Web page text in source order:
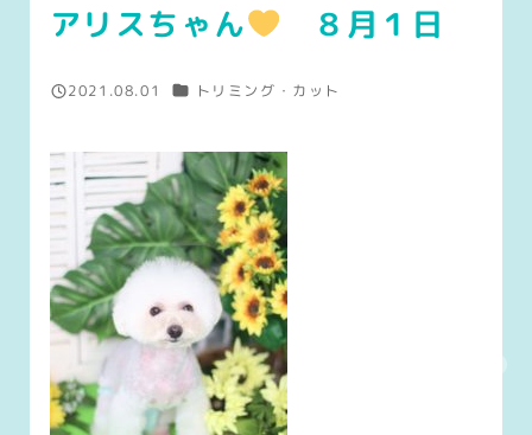
アリスちゃん ８月１日
投稿日
2021.08.01 カテゴリー
トリミング・カット